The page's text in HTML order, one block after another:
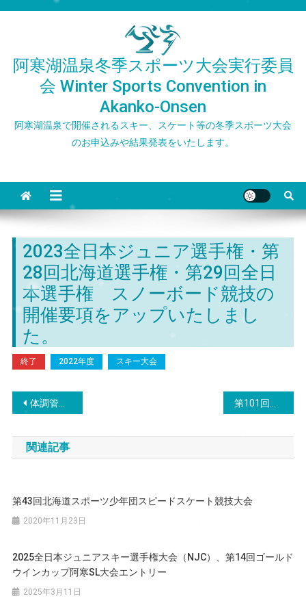
阿寒湖温泉冬季スポーツ大会実行委員
会 Winter Sports Convention in
Akanko-Onsen
阿寒湖温泉で開催されるスキー、スケート等の冬季スポーツ大会
のお申込みや結果発表をいたします。
2023全日本ジュニア選手権・第
28回北海道選手権・第29回全日
本選手権 スノーボード競技の
開催要項をアップいたしまし
た。
終了 2022年度 スキー大会
投
稿
ナ
ゲ
シ
ョ
体調管理チェックシート（スキー用）
関連記事
第43回北海道スポーツ少年団スピードスケート競技大会
2020年11月23日
2025全日本ジュニアスキー選手権大会（NJC）、第14回ゴールド
ウインカップ阿寒SL大会エントリー
2025年3月11日